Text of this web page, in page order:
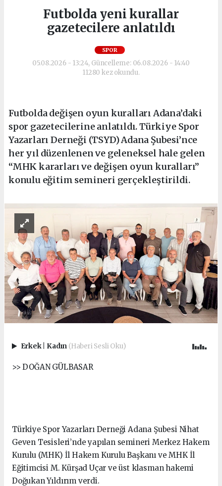
Futbolda yeni kurallar
gazetecilere anlatıldı
SPOR
05.08.2026 - 13:24, Güncelleme: 06.08.2026 - 14:40
11280 kez okundu.
Futbolda değişen oyun kuralları Adana’daki
spor gazetecilerine anlatıldı. Türkiye Spor
Yazarları Derneği (TSYD) Adana Şubesi’nce
her yıl düzenlenen ve geleneksel hale gelen
“MHK kararları ve değişen oyun kuralları”
konulu eğitim semineri gerçekleştirildi.
Erkek Kadın (Haberi Sesli Oku)
>> DOĞAN GÜLBASAR
Türkiye Spor Yazarları Derneği Adana Şubesi Nihat
Geven Tesisleri’nde yapılan semineri Merkez Hakem
Kurulu (MHK) İl Hakem Kurulu Başkanı ve MHK İl
Eğitimcisi M. Kürşad Uçar ve üst klasman hakemi
Doğukan Yıldırım verdi.